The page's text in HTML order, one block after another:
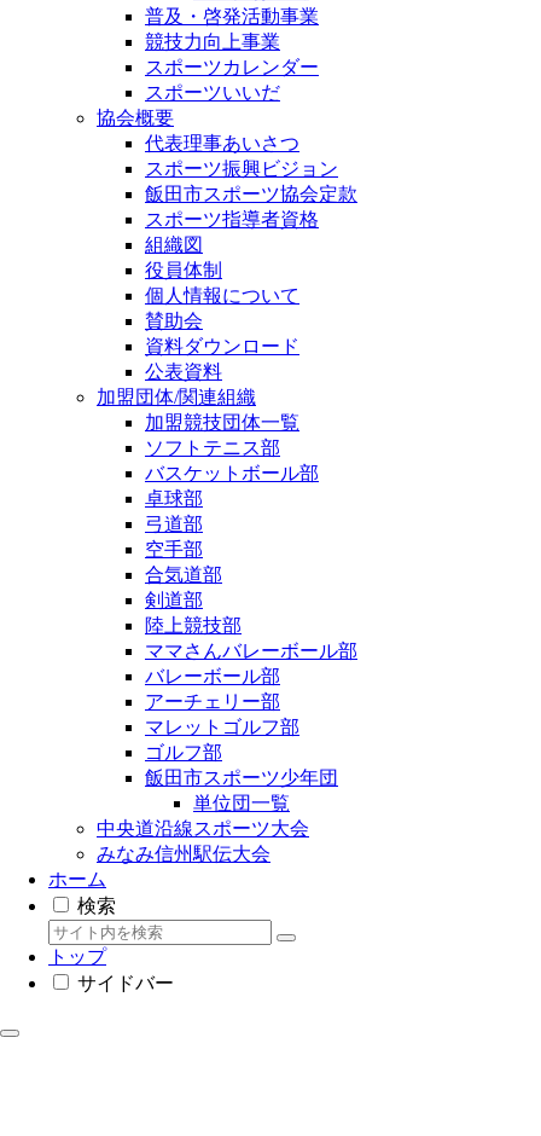
普及・啓発活動事業
競技力向上事業
スポーツカレンダー
スポーツいいだ
協会概要
代表理事あいさつ
スポーツ振興ビジョン
飯田市スポーツ協会定款
スポーツ指導者資格
組織図
役員体制
個人情報について
賛助会
資料ダウンロード
公表資料
加盟団体/関連組織
加盟競技団体一覧
ソフトテニス部
バスケットボール部
卓球部
弓道部
空手部
合気道部
剣道部
陸上競技部
ママさんバレーボール部
バレーボール部
アーチェリー部
マレットゴルフ部
ゴルフ部
飯田市スポーツ少年団
単位団一覧
中央道沿線スポーツ大会
みなみ信州駅伝大会
ホーム
検索
トップ
サイドバー